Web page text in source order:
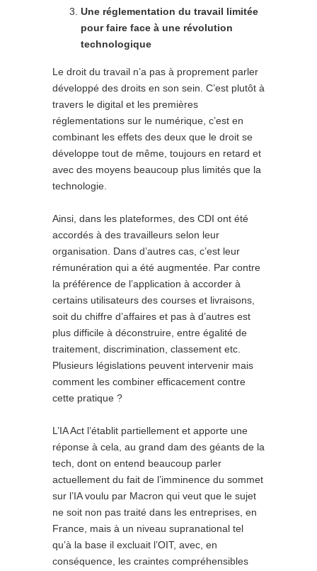
Une réglementation du travail limitée
pour faire face à une révolution
technologique
Le droit du travail n’a pas à proprement parler
développé des droits en son sein. C’est plutôt à
travers le digital et les premières
réglementations sur le numérique, c’est en
combinant les effets des deux que le droit se
développe tout de même, toujours en retard et
avec des moyens beaucoup plus limités que la
technologie.
Ainsi, dans les plateformes, des CDI ont été
accordés à des travailleurs selon leur
organisation. Dans d’autres cas, c’est leur
rémunération qui a été augmentée. Par contre
la préférence de l’application à accorder à
certains utilisateurs des courses et livraisons,
soit du chiffre d’affaires et pas à d’autres est
plus difficile à déconstruire, entre égalité de
traitement, discrimination, classement etc.
Plusieurs législations peuvent intervenir mais
comment les combiner efficacement contre
cette pratique ?
L’IA Act l’établit partiellement et apporte une
réponse à cela, au grand dam des géants de la
tech, dont on entend beaucoup parler
actuellement du fait de l’imminence du sommet
sur l’IA voulu par Macron qui veut que le sujet
ne soit non pas traité dans les entreprises, en
France, mais à un niveau supranational tel
qu’à la base il excluait l’OIT, avec, en
conséquence, les craintes compréhensibles